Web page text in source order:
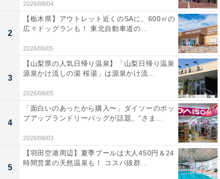
2026/08/04
2
【栃木県】アウトレット近くのSAに、600㎡の
広々ドッグランも！ 東北自動車道の...
2026/08/05
3
【山梨県の人気日帰り温泉】「山梨日帰り温泉
源泉かけ流しの湯 桜湯」は源泉かけ流...
2026/08/05
4
「面白いのあったから購入〜」ダイソーのポッ
プアップランドリーバッグが話題。“さま...
2026/08/03
5
【羽田空港周辺】夏季プールは大人450円＆24
時間営業の天然温泉も！ コスパ抜群...